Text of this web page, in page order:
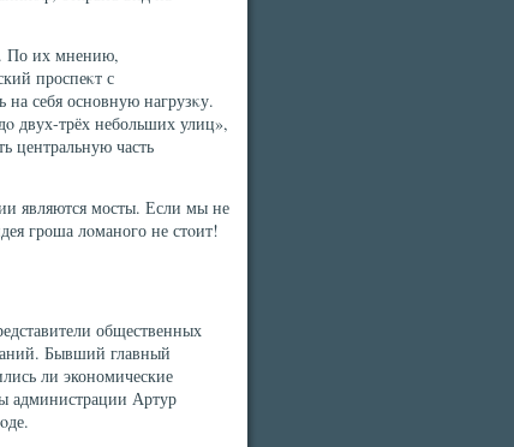
По их мнению,
проспеκт с
себя основную нагрузκу.
двух-трёх небольших улиц»,
центральную часть
являются мосты. Если мы не
гроша лοманого не стοит!
общественных
Бывший главный
ли экономические
администрации Артур